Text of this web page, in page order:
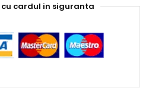
cu cardul in siguranta